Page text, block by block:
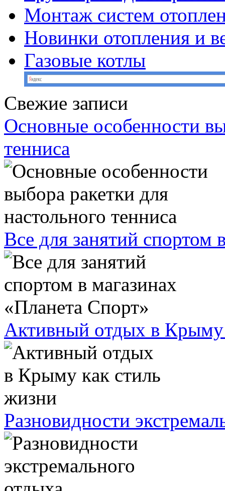
Монтаж систем
Новинки отопления и
Газовые котлы
Свежие записи
Основные особенности
тенниса
Все для занятий спортом
Активный oтдыx в Кpыму
Разновидности